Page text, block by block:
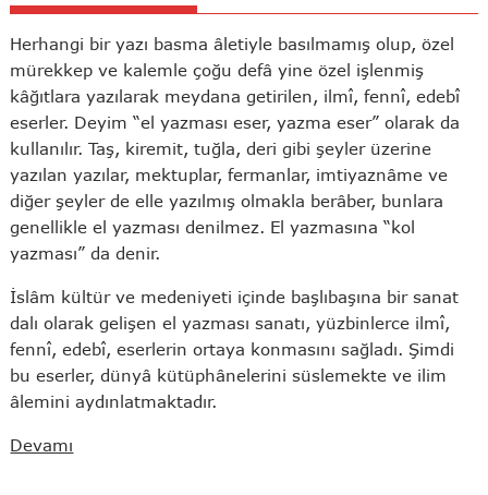
Herhangi bir yazı basma âletiyle basılmamış olup, özel
mürekkep ve kalemle çoğu defâ yine özel işlenmiş
kâğıtlara yazılarak meydana getirilen, ilmî, fennî, edebî
eserler. Deyim “el yazması eser, yazma eser” olarak da
kullanılır. Taş, kiremit, tuğla, deri gibi şeyler üzerine
yazılan yazılar, mektuplar, fermanlar, imtiyaznâme ve
diğer şeyler de elle yazılmış olmakla berâber, bunlara
genellikle el yazması denilmez. El yazmasına “kol
yazması” da denir.
İslâm kültür ve medeniyeti içinde başlıbaşına bir sanat
dalı olarak gelişen el yazması sanatı, yüzbinlerce ilmî,
fennî, edebî, eserlerin ortaya konmasını sağladı. Şimdi
bu eserler, dünyâ kütüphânelerini süslemekte ve ilim
âlemini aydınlatmaktadır.
Devamı